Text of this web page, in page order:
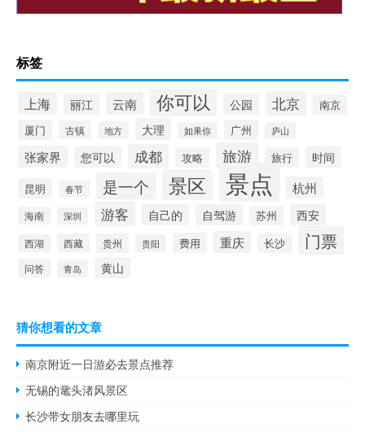
标签
上海 丽江 云南 你可以 公园 北京
南京
厦门
古镇 地方 大理 如果你 广州 庐山
张家界 您可以 成都 攻略 旅游 旅行 时间
昆明 春节 是一个 景区 景点 杭州
海南 深圳 游客 自己的 自驾游 苏州 西安
西湖 西藏 贵州 贵阳 费用 重庆 长沙 门票
问答 青岛 黄山
猜你想看的文章
南京附近一日游必去景点推荐
无锡的鼋头渚风景区
长沙带女朋友去哪里玩